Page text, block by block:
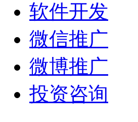
软件开发
微信推广
微博推广
投资咨询